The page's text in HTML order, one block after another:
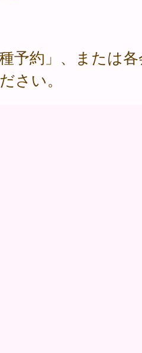
予約」、または
さい。